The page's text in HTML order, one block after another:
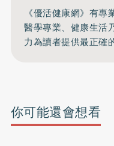
《優活健康網》有
醫學專業、健康生活
力為讀者提供最正確
你可能還會想看